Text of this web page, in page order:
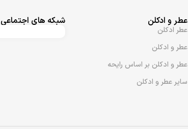
عطر و ادکلن
عطر ادکلن
عطر و ادکلن
عطر و ادکلن بر اساس رایحه
سایر عطر و ادکلن
شبکه های اجتماعی